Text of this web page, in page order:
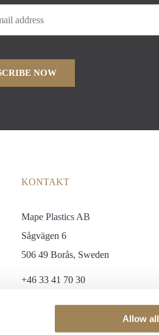
Allow all
KONTAKT
Mape Plastics AB
Sågvägen 6
506 49 Borås, Sweden
+46 33 41 70 30